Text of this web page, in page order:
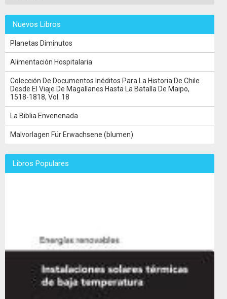
Nuevos Libros
Planetas Diminutos
Alimentación Hospitalaria
Colección De Documentos Inéditos Para La Historia De Chile
Desde El Viaje De Magallanes Hasta La Batalla De Maipo,
1518-1818, Vol. 18
La Biblia Envenenada
Malvorlagen Für Erwachsene (blumen)
Libros Populares